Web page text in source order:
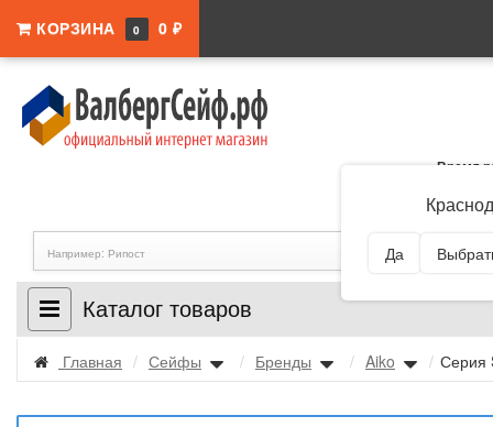
КОРЗИНА 0 0 ₽
Да
Время
Каталог товаров
Главная / Сейфы / Бренды / Aiko / Серия